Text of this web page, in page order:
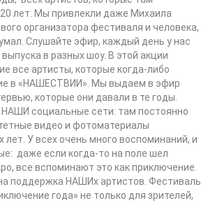
лет. Мы привлекли даже Михаила
организатора фестиваля и человека,
Слушайте эфир, каждый день у нас
в разных шоу. В этой акции
все артисты, которые когда-либо
в «НАШЕСТВИИ». Мы выдаем в эфир
которые они давали в те годы.
социальные сети: там постоянно
видео и фотоматериалы
лет. У всех очень много воспоминаний, и
даже если когда-то на поле шел
все вспоминают это как приключение.
поддержка НАШИх артистов. Фестиваль
года» не только для зрителей,